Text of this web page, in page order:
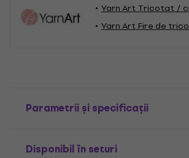
Yarn Art Tricotat /
Yarn Art Fire de
Parametrii și specificații
Disponibil în seturi